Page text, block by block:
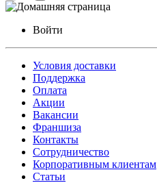
Войти
Условия доставки
Поддержка
Оплата
Акции
Вакансии
Франшиза
Контакты
Сотрудничество
Корпоративным клиентам
Статьи